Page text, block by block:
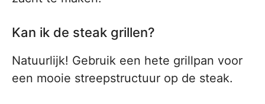
Kan ik de steak grillen?
Natuurlijk! Gebruik een hete grillpan voor
een mooie streepstructuur op de steak.